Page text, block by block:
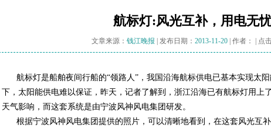
航标灯:风光互补，用电无
文章来源： 钱江晚报 | 发布日期： 2013-11-20 | 作者： | 点
航标灯是船舶夜间行船的“领路人”，我国沿海航标供电已基本实现太
下，太阳能供电难以保证，昨天，记者了解到，浙江沿海已有航标灯用上
天气影响，而这套系统是由宁波风神风电集团研发。
根据宁波风神风电集团提供的照片，可以清晰地看到，在这套风光互